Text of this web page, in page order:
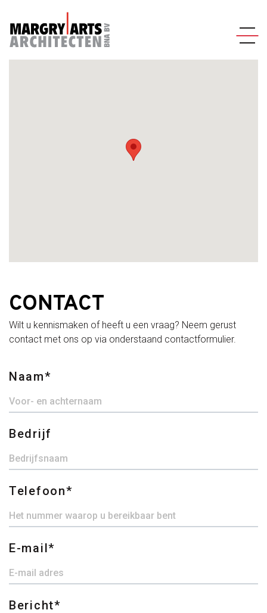
CONTACT
Wilt u kennismaken of heeft u een vraag? Neem gerust
contact met ons op via onderstaand contactformulier.
Naam
Bedrijf
Telefoon
E-mail
Bericht